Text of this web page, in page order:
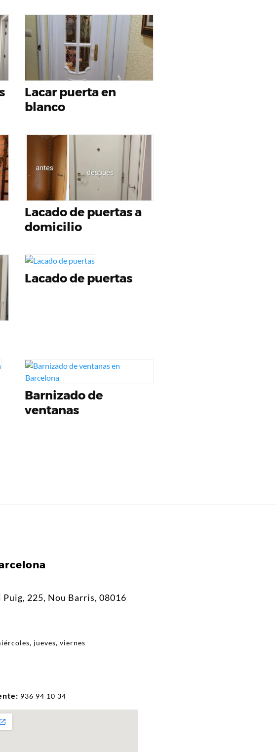
Lacar puerta en
blanco
Lacado de puertas a
domicilio
Lacado de puertas
Barnizado de
ventanas
Puig, 225, Nou Barris, 08016
jueves, viernes
936 94 10 34